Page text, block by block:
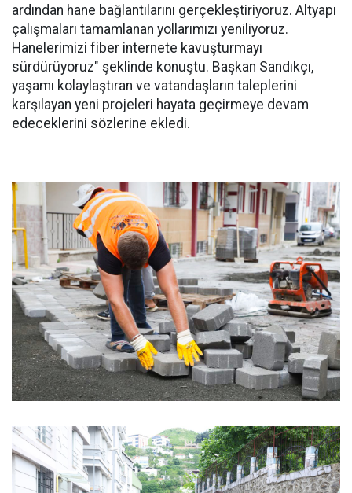
ardından hane bağlantılarını gerçekleştiriyoruz. Altyapı
çalışmaları tamamlanan yollarımızı yeniliyoruz.
Hanelerimizi fiber internete kavuşturmayı
sürdürüyoruz" şeklinde konuştu. Başkan Sandıkçı,
yaşamı kolaylaştıran ve vatandaşların taleplerini
karşılayan yeni projeleri hayata geçirmeye devam
edeceklerini sözlerine ekledi.